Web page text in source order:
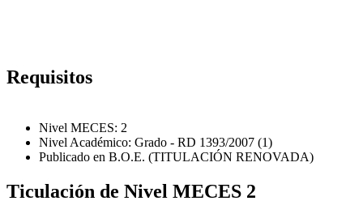
Requisitos
Nivel MECES: 2
Nivel Académico: Grado - RD 1393/2007 (1)
Publicado en B.O.E. (TITULACIÓN RENOVADA)
Ticulación de Nivel MECES 2